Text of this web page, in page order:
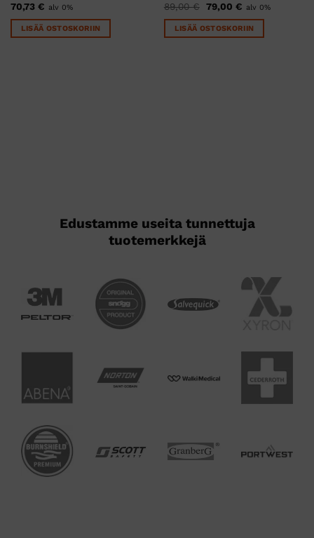
70,73 € alv 0%
LISÄÄ OSTOSKORIIN
89,00€ Alkuperäinen
hinta
oli:
89,00 €.
79,00 €Nykyinen
on:
79,00 €.
alv 0%
LISÄÄ OSTOSKORIIN
Edustamme useita tunnettuja
tuotemerkkejä